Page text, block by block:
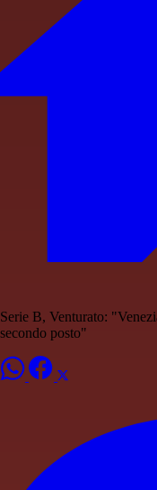
Serie B, Venturato:
secondo posto"